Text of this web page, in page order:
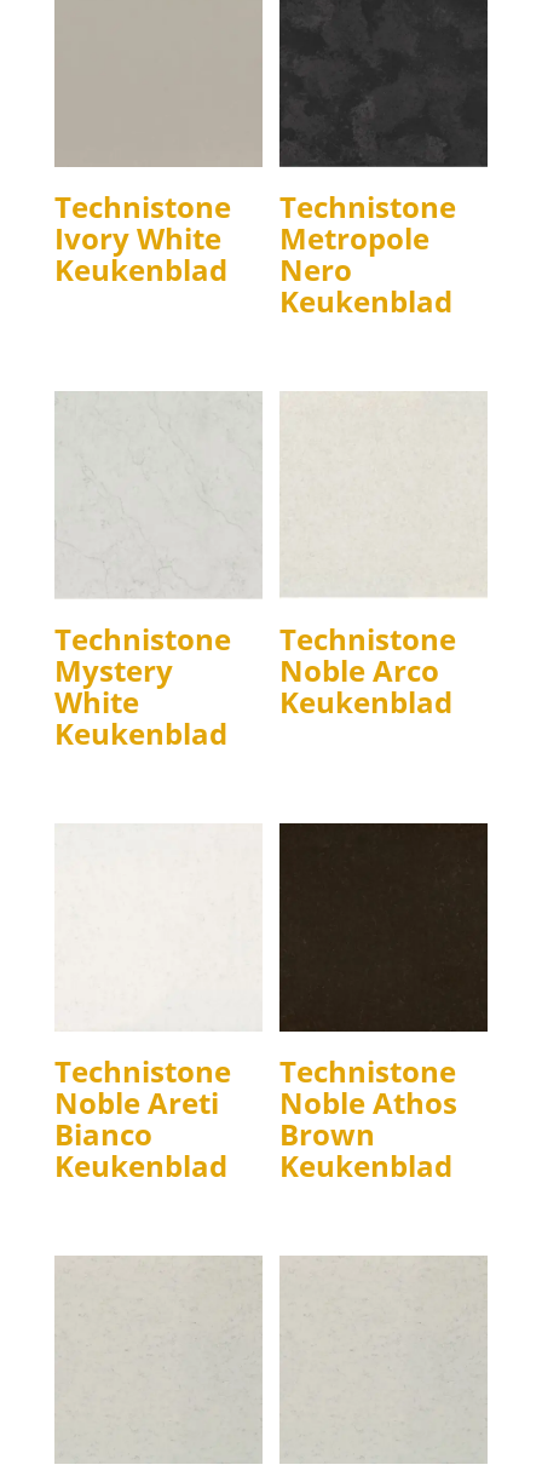
Technistone
Ivory White
Keukenblad
Technistone
Metropole
Nero
Keukenblad
Technistone
Mystery
White
Keukenblad
Technistone
Noble Arco
Keukenblad
Technistone
Noble Areti
Bianco
Keukenblad
Technistone
Noble Athos
Brown
Keukenblad